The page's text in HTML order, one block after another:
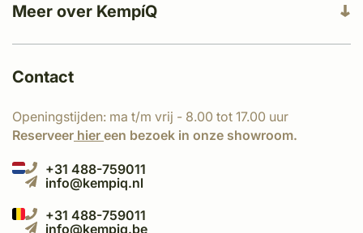
Meer over KempíQ
Contact
Openingstijden: ma t/m vrij - 8.00 tot 17.00 uur
Reserveer hier een bezoek in onze showroom.
+31 488-759011
info@kempiq.nl
+31 488-759011
info@kempiq.be